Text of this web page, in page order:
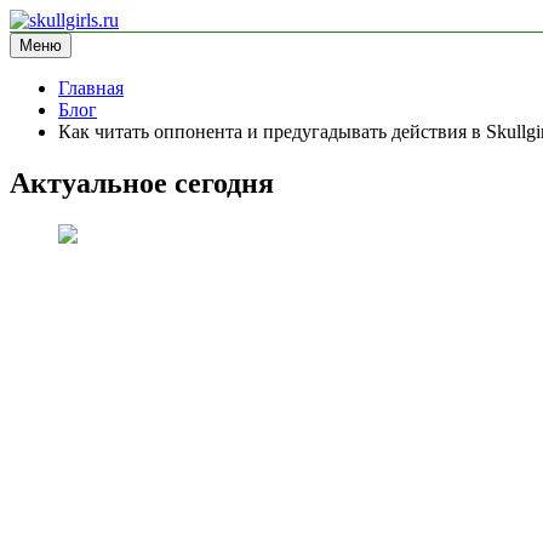
Перейти
к
содержимому
skullgirls.ru
информационный сайт
Меню
Главная
Блог
Как читать оппонента и предугадывать действия в
Актуальное сегодня